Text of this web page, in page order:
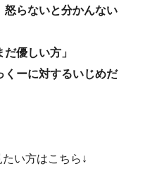
怒らないと分かんない
優しい方」
くーに対するいじめだ
い方はこちら↓